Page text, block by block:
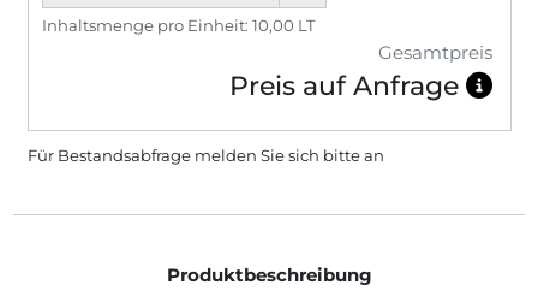
Inhaltsmenge pro Einheit: 10,00 LT
Gesamtpreis
Preis auf Anfrage
Für Bestandsabfrage melden Sie sich bittean
Produktbeschreibung